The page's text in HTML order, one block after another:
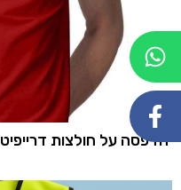
הדפסה על חולצות דרייפיט